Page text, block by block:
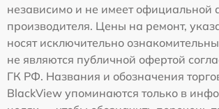
независимо и не имеет официальной
производителя. Цены на ремонт,
носят исключительно
не являются публичной офертой
ГК РФ. Названия и обозначения
BlackView упоминаются только в